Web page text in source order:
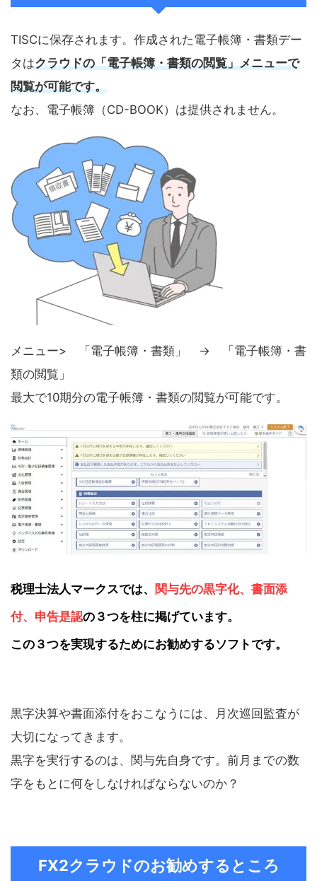
TISCに保存されます。作成された電子帳簿・書類デー
タはクラウドの「電子帳簿・書類の閲覧」メニューで
閲覧が可能です。
なお、電子帳簿（CD-BOOK）は提供されません。
メニュー> 「電子帳簿・書類」 → 「電子帳簿・書
類の閲覧」
最大で10期分の電子帳簿・書類の閲覧が可能です。
税理士法人マークスでは、 関与先の黒字化、書面添
付、申告是認の３つを柱に掲げています。
この３つを実現するためにお勧めするソフトです。
黒字決算や書面添付をおこなうには、月次巡回監査が
大切になってきます。
黒字を実行するのは、関与先自身です。前月までの数
字をもとに何をしなければならないのか？
FX2クラウドのお勧めするところ